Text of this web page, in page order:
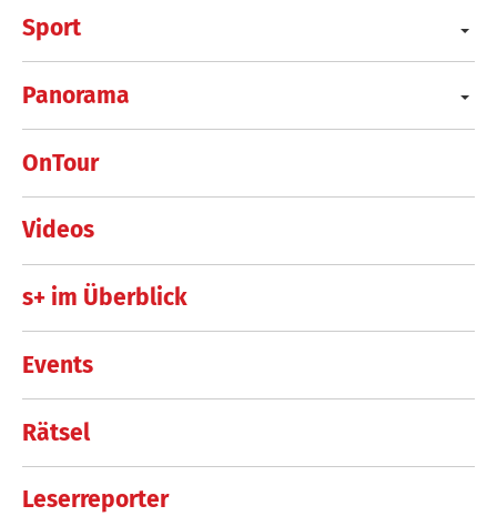
Sport
Panorama
OnTour
Videos
s+ im Überblick
Events
Rätsel
Leserreporter